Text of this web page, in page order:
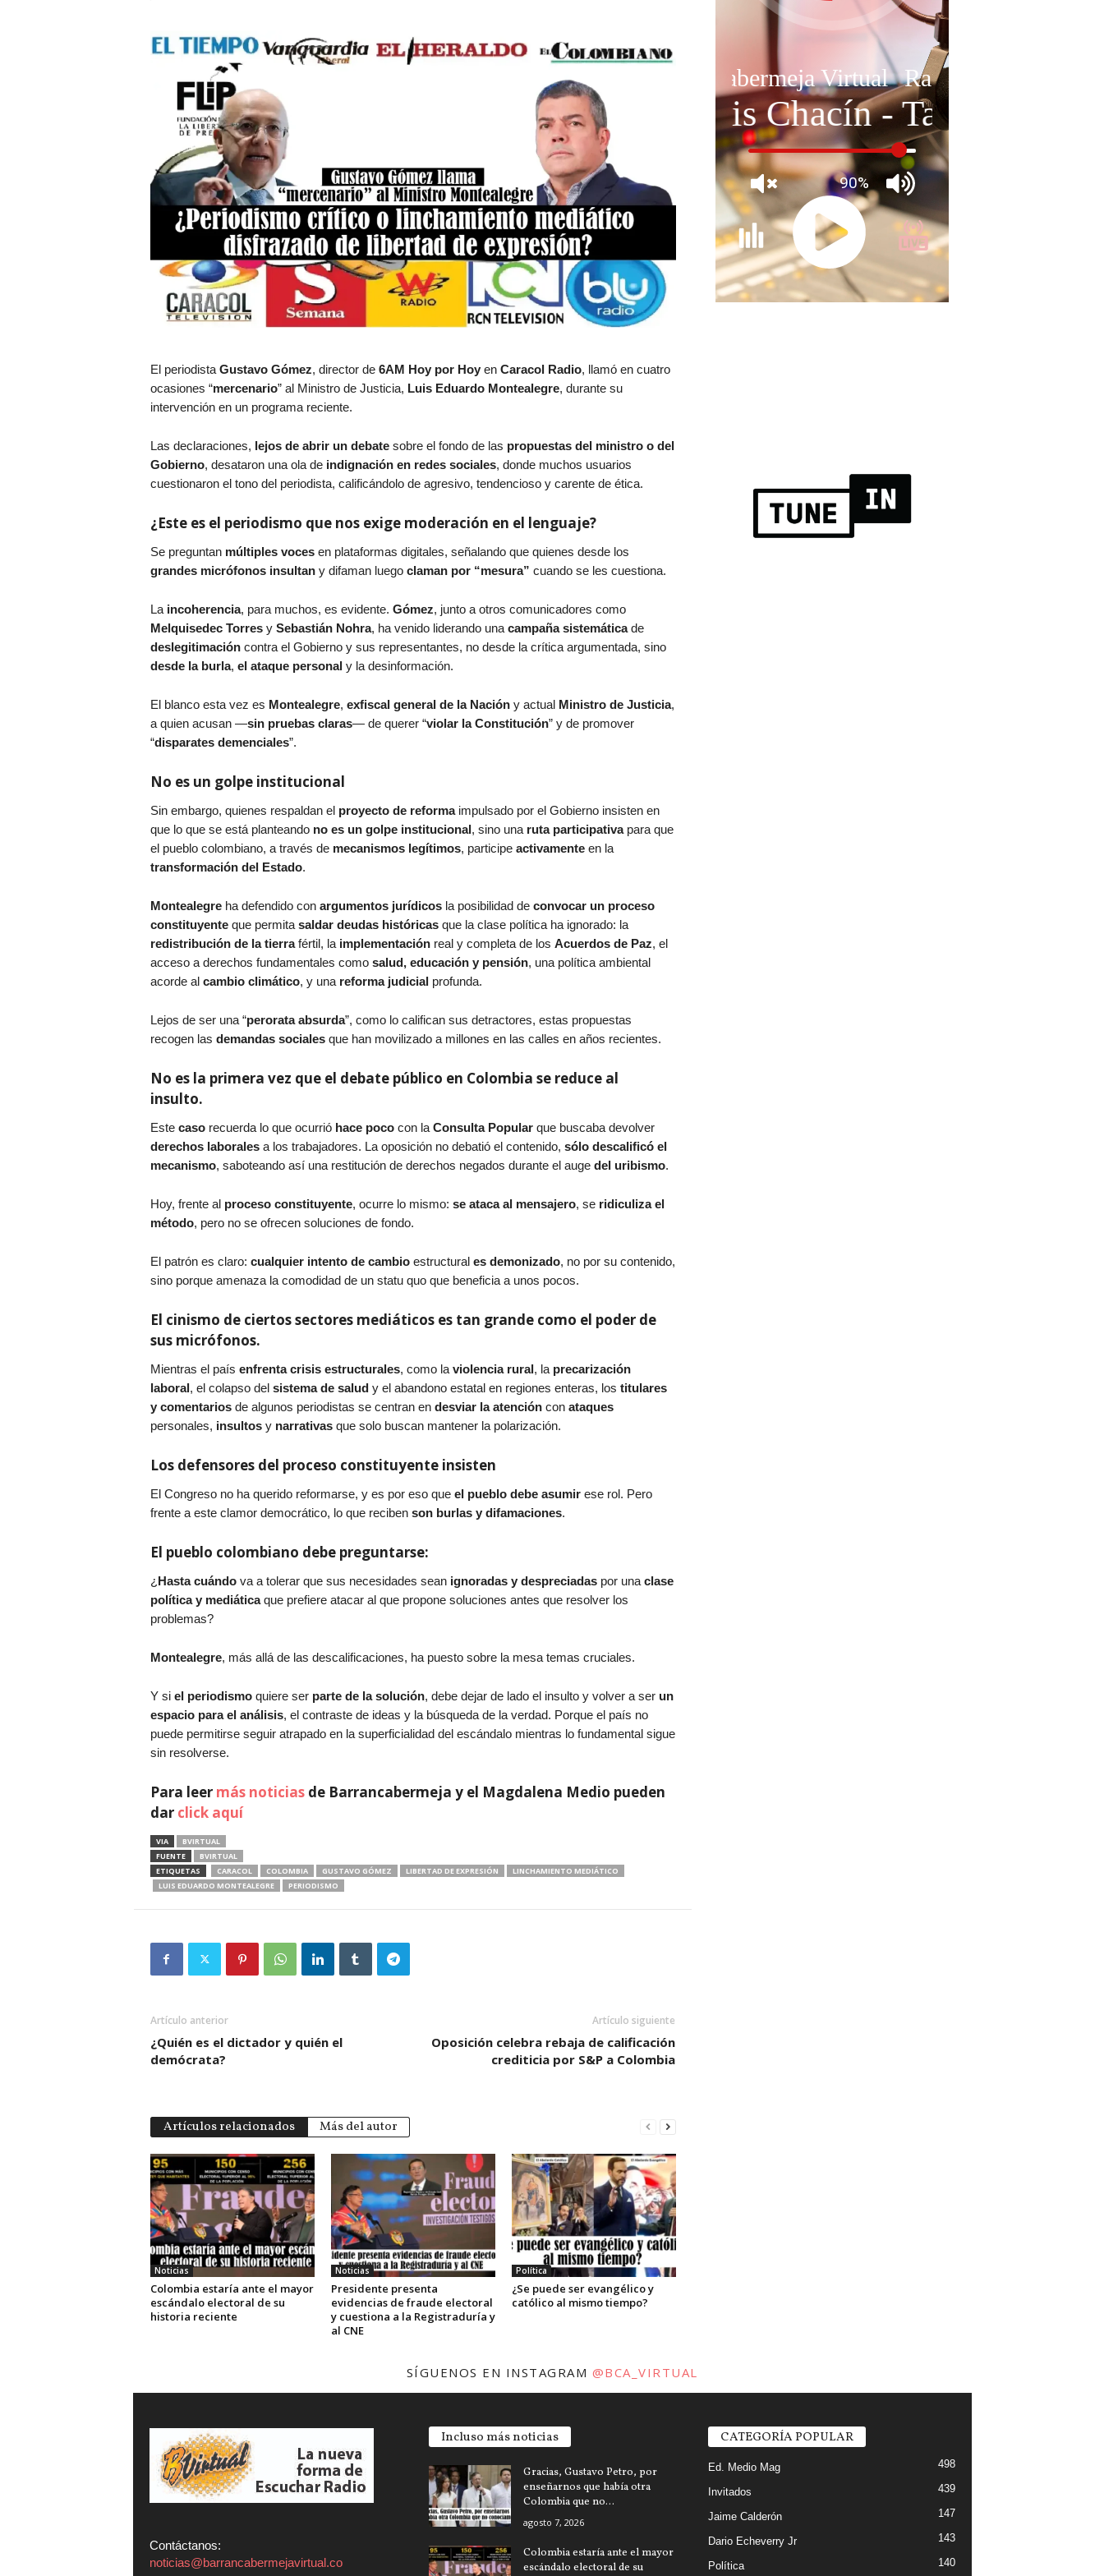
El periodista Gustavo Gómez, director de 6AM Hoy por Hoyen Caracol Radio, llamó en cuatro
ocasiones “mercenario” al Ministro de Justicia, Luis Eduardo Montealegre, durante su
intervención en un programa reciente.
Las declaraciones, lejos de abrir un debate sobre el fondo de las propuestas del ministro o del
Gobierno, desataron una ola de indignación en redes sociales, donde muchos usuarios
cuestionaron el tono del periodista, calificándolo de agresivo, tendencioso y carente de ética.
¿Este es el periodismo que nos exige moderación en el lenguaje?
Se preguntan múltiples voces en plataformas digitales, señalando que quienes desde los
grandes micrófonos insultan y difaman luego claman por “mesura” cuando se les cuestiona.
La incoherencia, para muchos, es evidente. Gómez, junto a otros comunicadores como
Melquisedec Torres y Sebastián Nohra, ha venido liderando una campaña sistemáticade
deslegitimación contra el Gobierno y sus representantes, no desde la crítica argumentada, sino
desde la burla, el ataque personal y la desinformación.
El blanco esta vez es Montealegre, exfiscal general de la Nación y actual Ministro de Justicia,
a quien acusan —sin pruebas claras— de querer “violar la Constitución” y de promover
“disparates demenciales”.
No es un golpe institucional
Sin embargo, quienes respaldan el proyecto de reforma impulsado por el Gobierno insisten en
que lo que se está planteando no es un golpe institucional, sino una ruta participativa para que
el pueblo colombiano, a través de mecanismos legítimos, participe activamente en la
transformación del Estado.
Montealegre ha defendido con argumentos jurídicos la posibilidad de convocar un proceso
constituyente que permita saldar deudas históricas que la clase política ha ignorado: la
redistribución de la tierrafértil, la implementación real y completa de los Acuerdos de Paz, el
acceso a derechos fundamentales como salud, educación y pensión, una política ambiental
acorde al cambio climático, y una reforma judicial profunda.
Lejos de ser una “perorata absurda”, como lo califican sus detractores, estas propuestas
recogen las demandas sociales que han movilizado a millones en las calles en años recientes.
No es la primera vez que el debate público en Colombia se reduce al
insulto.
Este caso recuerda lo que ocurrió hace poco con la Consulta Popular que buscaba devolver
derechos laborales a los trabajadores. La oposición no debatió el contenido, sólo descalificó el
mecanismo, saboteando así una restitución de derechos negados durante el auge del uribismo.
Hoy, frente al proceso constituyente, ocurre lo mismo: se ataca al mensajero, se ridiculiza el
método, pero no se ofrecen soluciones de fondo.
El patrón es claro: cualquier intento de cambio estructural es demonizado, no por su contenido,
sino porque amenaza la comodidad de un statu quo que beneficia a unos pocos.
El cinismo de ciertos sectores mediáticos es tan grande como el poder de
sus micrófonos.
Mientras el país enfrenta crisis estructurales, como la violencia rural, la precarización
laboral, el colapso del sistema de salud y el abandono estatal en regiones enteras, los titulares
y comentarios de algunos periodistas se centran en desviar la atención con ataques
personales, insultos y narrativas que solo buscan mantener la polarización.
Los defensores del proceso constituyente insisten
El Congreso no ha querido reformarse, y es por eso que el pueblo debe asumir ese rol. Pero
frente a este clamor democrático, lo que reciben son burlas y difamaciones.
El pueblo colombiano debe preguntarse:
¿ Hasta cuándo va a tolerar que sus necesidades sean ignoradas y despreciadas por una clase
política y mediáticaque prefiere atacar al que propone soluciones antes que resolver los
problemas?
Montealegre, más allá de las descalificaciones, ha puesto sobre la mesa temas cruciales.
Y si el periodismo quiere ser parte de la solución, debe dejar de lado el insulto y volver a ser un
espacio para el análisis, el contraste de ideas y la búsqueda de la verdad. Porque el país no
puede permitirse seguir atrapado en la superficialidad del escándalo mientras lo fundamental sigue
sin resolverse.
Para leer más noticiasde Barrancabermeja y el Magdalena Medio pueden
dar click aquí
VIA
BVIRTUAL
FUENTE
BVIRTUAL
ETIQUETAS
CARACOL COLOMBIA GUSTAVO GÓMEZ LIBERTAD DE EXPRESIÓN
LINCHAMIENTO MEDIÁTICO
LUIS EDUARDO MONTEALEGRE
PERIODISMO
Artículo anterior
¿Quién es el dictador y quién el
demócrata?
Artículo siguiente
Oposición celebra rebaja de calificación
crediticia por S&P a Colombia
Artículos relacionados Más del autor
Noticias
Colombia estaría ante el mayor
escándalo electoral de su
historia reciente
Noticias
Presidente presenta
evidencias de fraude electoral
y cuestiona a la Registraduría y
al CNE
Política
¿Se puede ser evangélico y
católico al mismo tiempo?
SÍGUENOS EN INSTAGRAM @BCA_VIRTUAL
Contáctanos:
noticias@barrancabermejavirtual.co
Incluso más noticias
Gracias, Gustavo Petro, por
enseñarnos que había otra
Colombia que no...
agosto 7, 2026
Colombia estaría ante el mayor
escándalo electoral de su
CATEGORÍA POPULAR
Ed. Medio Mag 498
Invitados 439
Jaime Calderón 147
Dario Echeverry Jr 143
Política 140